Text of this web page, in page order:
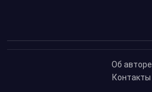
Об авторе
Контакты